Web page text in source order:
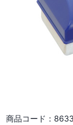
商品コード：